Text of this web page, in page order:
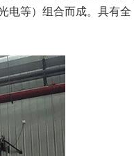
电等）组合而成。具有全